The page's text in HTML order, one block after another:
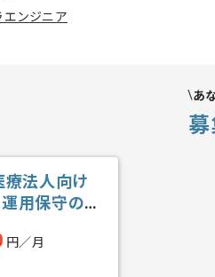
エンジニア
あ
療法人向け
用保守の求
円／月